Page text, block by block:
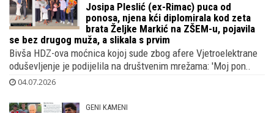
Josipa Pleslić (ex-Rimac) puca od
ponosa, njena kći diplomirala kod zeta
brata Željke Markić na ZŠEM-u, pojavila
se bez drugog muža, a slikala s prvim
Bivša HDZ-ova moćnica kojoj sude zbog afere Vjetroelektrane
oduševljenje je podijelila na društvenim mrežama: 'Moj pon..
04.07.2026
GENI KAMENI